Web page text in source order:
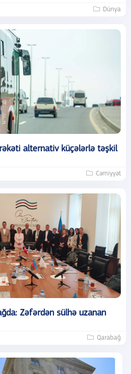
Dünya
alternativ küçələrlə təşkil
Cəmiyyət
Zəfərdən sülhə uzanan
Qarabağ